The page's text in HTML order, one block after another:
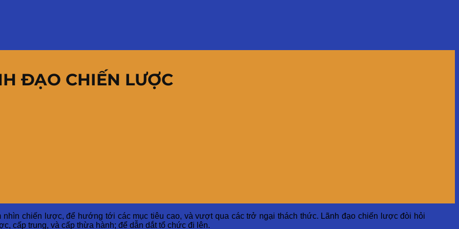
ĐẠO CHIẾN LƯỢC
chiến lược, để hướng tới các mục tiêu cao, và vượt qua các trở ngại thách thức. Lãnh đạo chiến lược đòi hỏi
cấp trung, và cấp thừa hành; để dẫn dắt tổ chức đi lên.